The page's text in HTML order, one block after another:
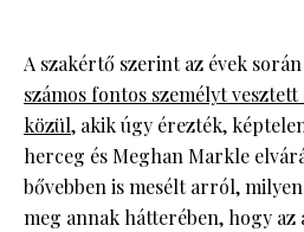
A szakértő szerint az évek
számos fontos személyt
közül, akik úgy érezték,
herceg és Meghan Markle
bővebben is mesélt arról,
meg annak hátterében, hogy